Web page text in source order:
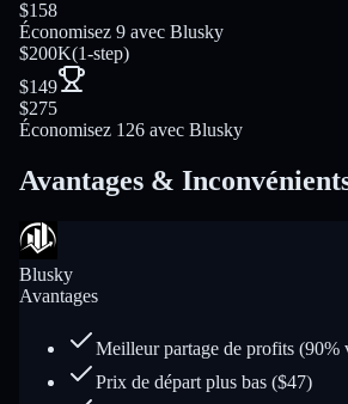
$158
Économisez 9 avec Blusky
$200K(1-step)
$149
$275
Économisez 126 avec Blusky
Avantages &
Blusky
Avantages
Meilleur partage de profits (90%
Prix de départ plus bas ($47)